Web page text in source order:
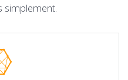
simplement.